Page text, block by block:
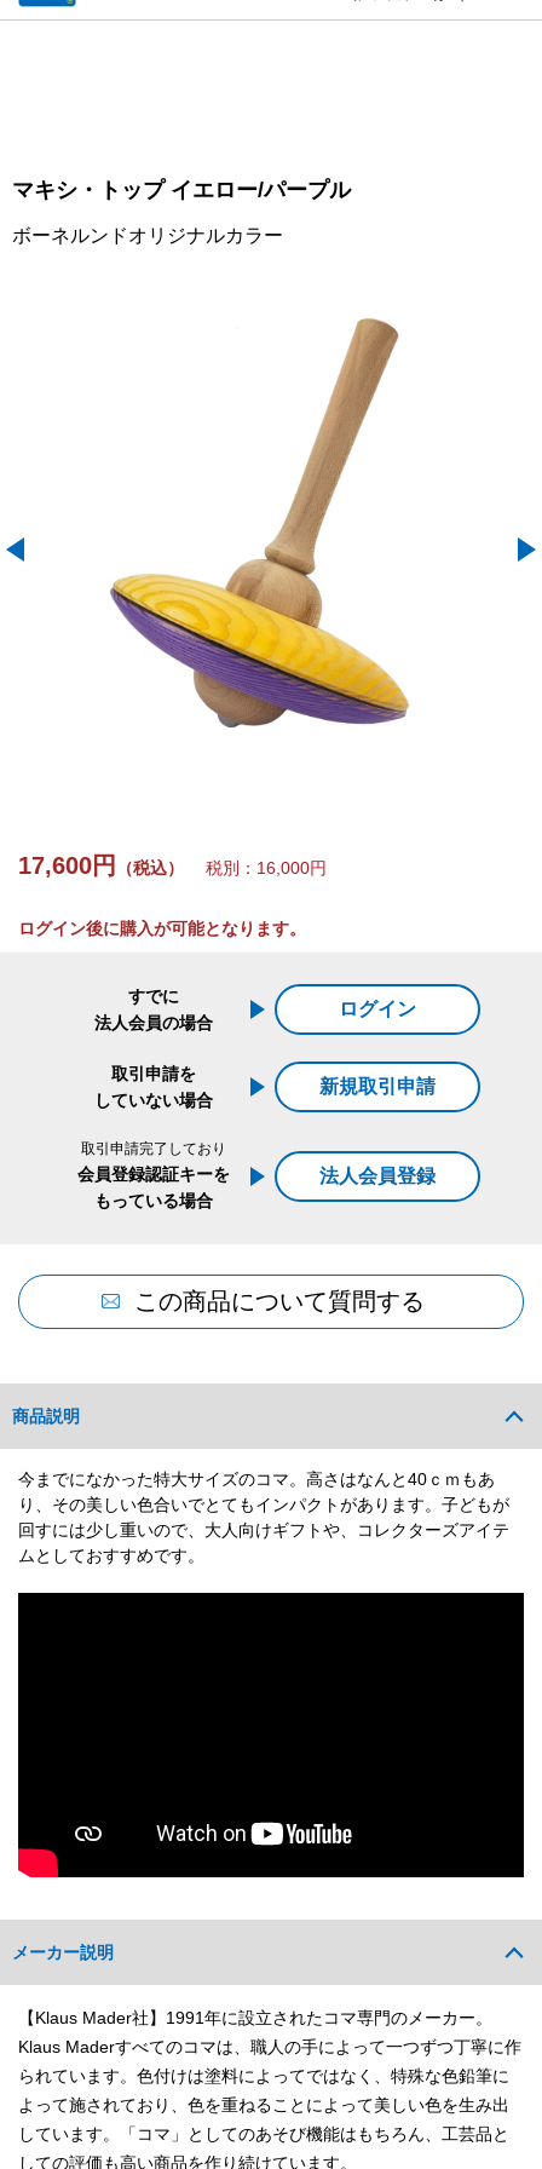
マキシ・トップ イエロー/パープル
ボーネルンドオリジナルカラー
17,600円 （税込） 税別：16,000円
ログイン後に購入が可能となります。
すでに
法人会員の場合
ログイン
取引申請を
していない場合
新規取引申請
取引申請完了しており
会員登録認証キーを
もっている場合
法人会員登録
この商品について質問する
商品説明
今までになかった特大サイズのコマ。高さはなんと40ｃｍもあ
り、その美しい色合いでとてもインパクトがあります。子どもが
回すには少し重いので、大人向けギフトや、コレクターズアイテ
ムとしておすすめです。
メーカー説明
【Klaus Mader社】1991年に設立されたコマ専門のメーカー。
Klaus Maderすべてのコマは、職人の手によって一つずつ丁寧に作
られています。色付けは塗料によってではなく、特殊な色鉛筆に
よって施されており、色を重ねることによって美しい色を生み出
しています。「コマ」としてのあそび機能はもちろん、工芸品と
しての評価も高い商品を作り続けています。